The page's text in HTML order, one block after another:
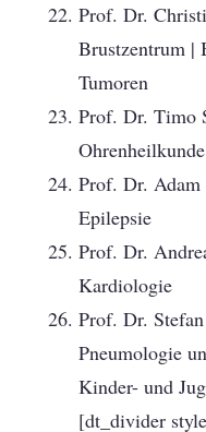
Prof. Dr.
Brustzentrum |
Tumoren
Prof. Dr. Timo
Prof. Dr. Adam
Epilepsie
Prof. Dr.
Kardiologie
Prof. Dr.
Pneumologie
Kinder- und
[dt_divider